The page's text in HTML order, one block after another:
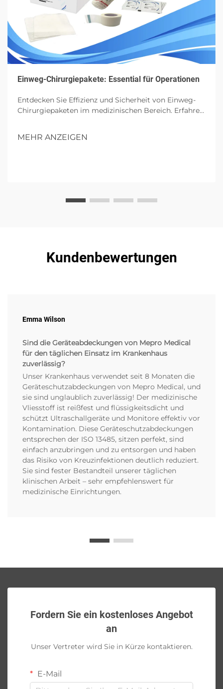
Einweg-Chirurgiepakete: Essential für Operationen
Entdecken Sie Effizienz und Sicherheit von Einweg-
Chirurgiepaketen im medizinischen Bereich. Erfahren
MEHR ANZEIGEN
Kundenbewertungen
Emma Wilson
Sind die Geräteabdeckungen von Mepro Medical
für den täglichen Einsatz im Krankenhaus
zuverlässig?
Unser Krankenhaus verwendet seit 8 Monaten die
Geräteschutzabdeckungen von Mepro Medical, und
sie sind unglaublich zuverlässig! Der medizinische
Vliesstoff ist reißfest und flüssigkeitsdicht und
schützt Ultraschallgeräte und Monitore effektiv vor
Kontamination. Diese Geräteschutzabdeckungen
entsprechen der ISO 13485, sitzen perfekt, sind
einfach anzubringen und zu entsorgen und haben
das Risiko von Kreuzinfektionen deutlich reduziert.
Sie sind fester Bestandteil unserer täglichen
klinischen Arbeit – sehr empfehlenswert für
medizinische Einrichtungen.
Fordern Sie ein kostenloses Angebot
an
Unser Vertreter wird Sie in Kürze kontaktieren.
E-Mail